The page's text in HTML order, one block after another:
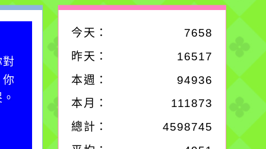
對
你
作者：網路小語
在實現理想的路途中，
必須排除一切干擾，特
別是要看清那些美麗的
今天：
7658
昨天：
16517
本週：
94936
本月： 111873
總計：
4598745